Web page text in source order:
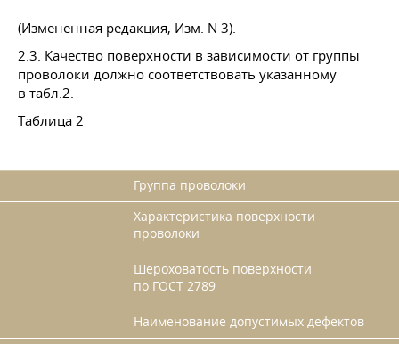
(Измененная редакция, Изм. N 3).
2.3. Качество поверхности в зависимости от группы
проволоки должно соответствовать указанному
в табл.2.
Таблица 2
Группа проволоки
Характеристика поверхности
проволоки
Шероховатость поверхности
по ГОСТ 2789
Наименование допустимых дефектов